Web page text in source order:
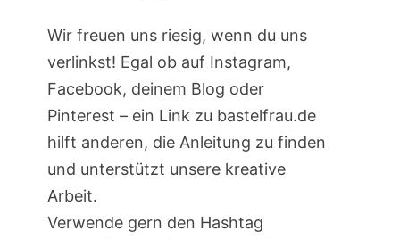
Wir freuen uns riesig, wenn du uns
verlinkst! Egal ob auf Instagram,
Facebook, deinem Blog oder
Pinterest – ein Link zu bastelfrau.de
hilft anderen, die Anleitung zu finden
und unterstützt unsere kreative
Arbeit.
Verwende gern den Hashtag